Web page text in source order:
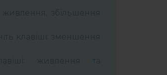
живлення, збільшення
клавіші: зменшення
живлення та